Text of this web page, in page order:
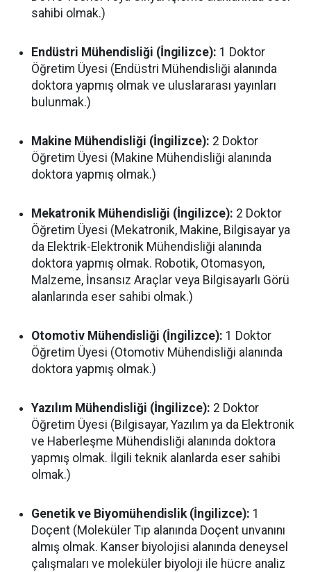
sahibi olmak.)
Endüstri Mühendisliği (İngilizce): 1 Doktor
Öğretim Üyesi (Endüstri Mühendisliği alanında
doktora yapmış olmak ve uluslararası yayınları
bulunmak.)
Makine Mühendisliği (İngilizce): 2 Doktor
Öğretim Üyesi (Makine Mühendisliği alanında
doktora yapmış olmak.)
Mekatronik Mühendisliği (İngilizce): 2 Doktor
Öğretim Üyesi (Mekatronik, Makine, Bilgisayar ya
da Elektrik-Elektronik Mühendisliği alanında
doktora yapmış olmak. Robotik, Otomasyon,
Malzeme, İnsansız Araçlar veya Bilgisayarlı Görü
alanlarında eser sahibi olmak.)
Otomotiv Mühendisliği (İngilizce): 1 Doktor
Öğretim Üyesi (Otomotiv Mühendisliği alanında
doktora yapmış olmak.)
Yazılım Mühendisliği (İngilizce): 2 Doktor
Öğretim Üyesi (Bilgisayar, Yazılım ya da Elektronik
ve Haberleşme Mühendisliği alanında doktora
yapmış olmak. İlgili teknik alanlarda eser sahibi
olmak.)
Genetik ve Biyomühendislik (İngilizce): 1
Doçent (Moleküler Tıp alanında Doçent unvanını
almış olmak. Kanser biyolojisi alanında deneysel
çalışmaları ve moleküler biyoloji ile hücre analiz